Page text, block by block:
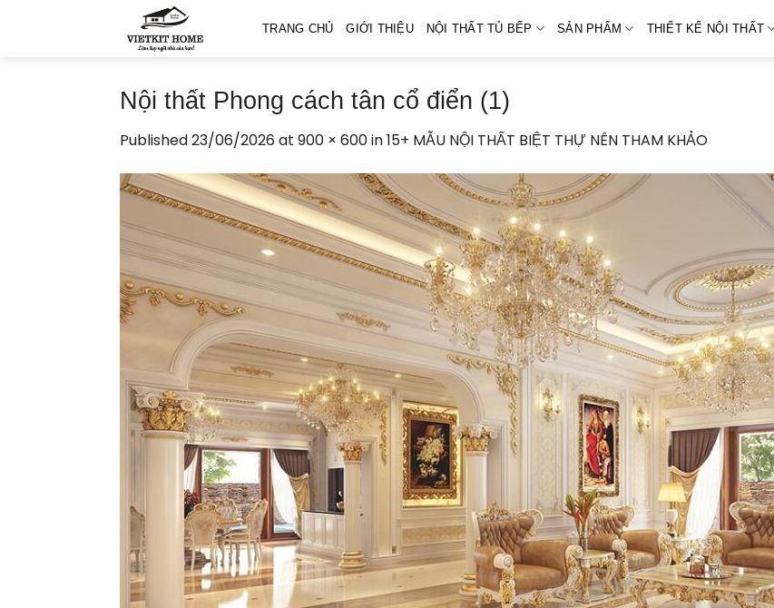
TRANG CHỦ GIỚI THIỆU NỘI THẤT TỦ BẾP SẢN PHẨM THIẾT KẾ NỘI THẤT
Nội thất Phong cách tân cổ điển (1)
Published23/06/2026 at 900 × 600in15+ MẪU NỘI THẤT BIỆT THỰ NÊN THAM KHẢO